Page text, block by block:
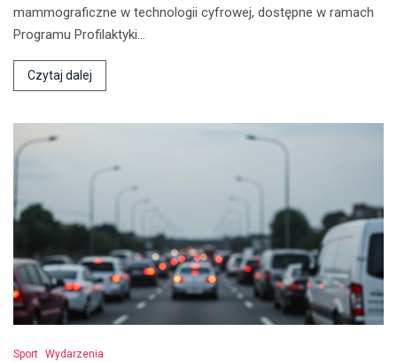
mammograficzne w technologii cyfrowej, dostępne w ramach
Programu Profilaktyki…
Czytaj dalej
Sport Wydarzenia